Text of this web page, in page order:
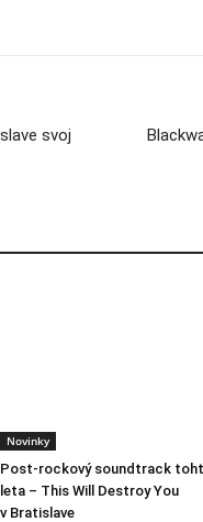
svoj
Novinky
Post-rockový soundtrack
leta – This Will Destroy You
v Bratislave